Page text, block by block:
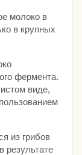
молоко в
в крупных
фермента.
виде,
из грибов
результате